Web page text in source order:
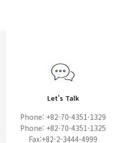
Let's Talk
Phone: +82-70-4351-1329
Phone: +82-70-4351-1325
Fax:+82-2-3444-4999